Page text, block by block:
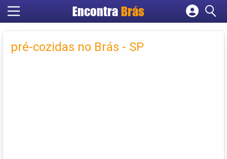
Encontra Brás
Cadastrar empresa
Criar conta
pré-cozidas no Brás - SP